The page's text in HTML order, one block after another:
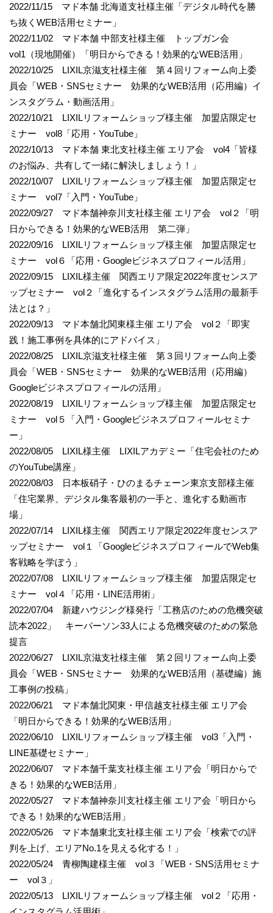
2022/11/15 マド本舗 北海道支社様主催「デジタル時代を勝
ち抜くWEB活用セミナー」
2022/11/02 マド本舗 中部支社様主催 トップガン会
vol1（現地開催）「明日からできる！効果的なWEB活用」
2022/10/25 LIXIL京滋支社様主催 第４回リフォーム向上委
員会「WEB・SNSセミナー 効果的なWEB活用（応用編）イ
ンスタグラム・動画活用」
2022/10/21 LIXILリフォームショップ様主催 加盟店限定セ
ミナー vol8「応用・YouTube」
2022/10/13 マド本舗 東北支社様主催 エリア会 vol4「皆様
のお悩み、共有して一緒に解決しましょう！」
2022/10/07 LIXILリフォームショップ様主催 加盟店限定セ
ミナー vol7「入門・YouTube」
2022/09/27 マド本舗神奈川支社様主催 エリア会 vol２「明
日からできる！効果的なWEB活用 第二弾」
2022/09/16 LIXILリフォームショップ様主催 加盟店限定セ
ミナー vol６「応用・Googleビジネスプロフィール活用」
2022/09/15 LIXIL様主催 関西エリア限定2022年度センスア
ップセミナー vol２「進化するインスタグラム活用の最新手
法とは？」
2022/09/13 マド本舗北関東様主催 エリア会 vol２「即実
践！施工事例を具体的にアドバイス」
2022/08/25 LIXIL京滋支社様主催 第３回リフォーム向上委
員会「WEB・SNSセミナー 効果的なWEB活用（応用編）
Googleビジネスプロフィールの活用」
2022/08/19 LIXILリフォームショップ様主催 加盟店限定セ
ミナー vol５「入門・Googleビジネスプロフィールセミナ
ー」
2022/08/05 LIXIL様主催 LIXILアカデミー「住宅会社のため
のYouTube講座」
2022/08/03 日本板硝子・ひのまるチェーン東京支部様主催
「住宅業界、デジタル集客最初の一手と、進化する動画市
場」
2022/07/14 LIXIL様主催 関西エリア限定2022年度センスア
ップセミナー vol１「GoogleビジネスプロフィールでWeb集
客戦略を学ぼう」
2022/07/08 LIXILリフォームショップ様主催 加盟店限定セ
ミナー vol４「応用・LINE活用術」
2022/07/04 新建ハウジング様発行「工務店のための危機突破
読本2022」 キーパーソン33人による危機突破のための緊急
提言
2022/06/27 LIXIL京滋支社様主催 第２回リフォーム向上委
員会「WEB・SNSセミナー 効果的なWEB活用（基礎編）施
工事例の投稿」
2022/06/21 マド本舗北関東・甲信越支社様主催 エリア会
「明日からできる！効果的なWEB活用」
2022/06/10 LIXILリフォームショップ様主催 vol3「入門・
LINE基礎セミナー」
2022/06/07 マド本舗千葉支社様主催 エリア会「明日からで
きる！効果的なWEB活用」
2022/05/27 マド本舗神奈川支社様主催 エリア会「明日から
できる！効果的なWEB活用」
2022/05/26 マド本舗東北支社様主催 エリア会「検索での評
判を上げ、エリアNo.1を見える化する！」
2022/05/24 青柳陶建様主催 vol３「WEB・SNS活用セミナ
ー vol３」
2022/05/13 LIXILリフォームショップ様主催 vol２「応用・